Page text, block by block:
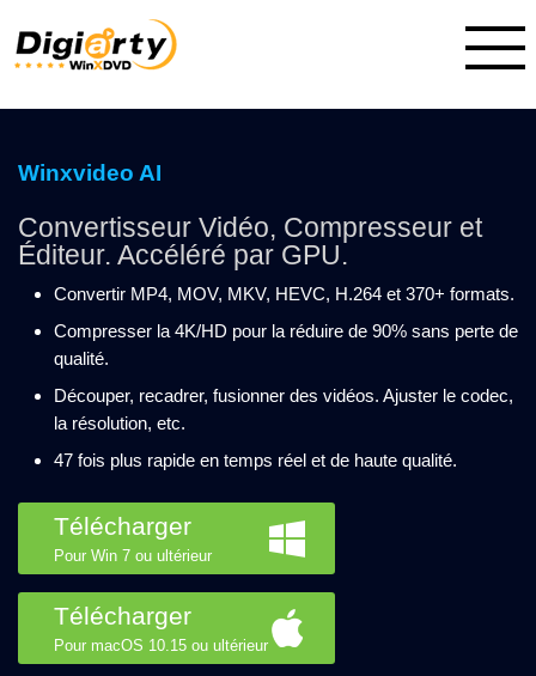
Winxvideo AI
Convertisseur Vidéo, Compresseur et
Éditeur. Accéléré par GPU.
Convertir MP4, MOV, MKV, HEVC, H.264 et 370+ formats.
Compresser la 4K/HD pour la réduire de 90% sans perte de
qualité.
Découper, recadrer, fusionner des vidéos. Ajuster le codec,
la résolution, etc.
47 fois plus rapide en temps réel et de haute qualité.
Télécharger
Pour Win 7 ou ultérieur
Télécharger
Pour macOS 10.15 ou ultérieur